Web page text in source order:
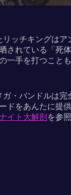
ッチキングは
れている「死
手を打つこと
・バンドルは
をあんたに提
イト大解剖 を参